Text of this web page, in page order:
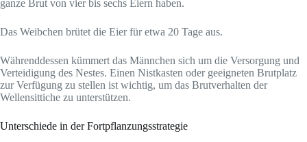
ganze Brut von vier bis sechs Eiern haben.
Das Weibchen brütet die Eier für etwa 20 Tage aus.
Währenddessen kümmert das Männchen sich um die Versorgung und
Verteidigung des Nestes. Einen Nistkasten oder geeigneten Brutplatz
zur Verfügung zu stellen ist wichtig, um das Brutverhalten der
Wellensittiche zu unterstützen.
Unterschiede in der Fortpflanzungsstrategie